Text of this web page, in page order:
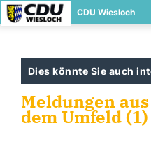
CDU Wiesloch
Dies könnte Sie auch
Meldungen aus
dem Umfeld (1)